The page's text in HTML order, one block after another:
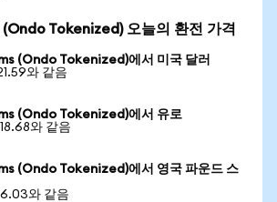
Tokenized) 오늘의 환전 가격
(Ondo Tokenized)에서 미국 달러
와 같음
(Ondo Tokenized)에서 유로
와 같음
(Ondo Tokenized)에서 영국 파운드 스
와 같음